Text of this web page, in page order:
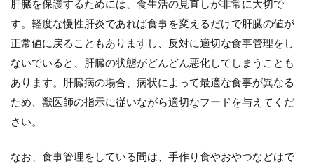
肝臓を保護するためには、食生活の見直しが非常に大切で
す。軽度な慢性肝炎であれば食事を変えるだけで肝臓の値が
正常値に戻ることもありますし、反対に適切な食事管理をし
ないでいると、肝臓の状態がどんどん悪化してしまうことも
あります。肝臓病の場合、病状によって最適な食事が異なる
ため、獣医師の指示に従いながら適切なフードを与えてくだ
さい。
なお、食事管理をしている間は、手作り食やおやつなどはで